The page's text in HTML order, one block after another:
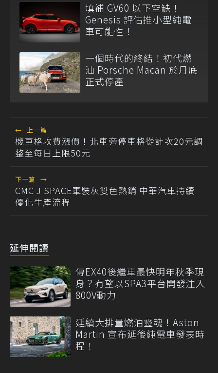
填補 GV60 以下空缺！
Genesis 評估推小型純電
車可能性！
一個時代的終結！初代燃
油 Porsche Macan 於月底
正式停產
← 上一篇
機車格收費漲價！北車旁停車格從計次20元調
整至每日上限50元
下一篇 →
CMC J SPACE軍裝灰雙色熱銷 中華汽車持續
優化生產流程
延伸閱讀
傳EX40後繼車最快明年秋季現
身？有望以SPA3平台開發注入
800V動力
延續大排量燃油靈魂！Aston
Martin 宣布延後純電車發表時
程！